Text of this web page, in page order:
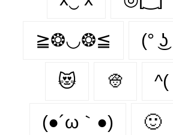
≧❂◡❂≦ (° ͜ʖ
😻 👳 ^(
(●´ω｀●) 🙂‍